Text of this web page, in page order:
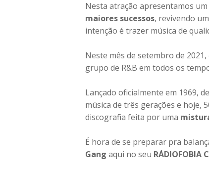
Nesta atração apresentamos
maiores sucessos, revivendo
intenção é trazer música de
Neste mês de setembro de
grupo de R&B em todos os
Lançado oficialmente em 1969,
música de três gerações e hoje,
discografia feita por uma
É hora de se preparar pra
Gang aqui no seu RÁDIOFOBIA